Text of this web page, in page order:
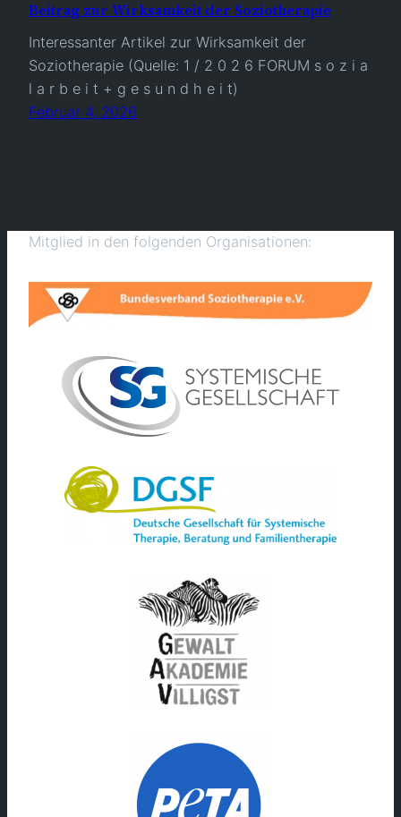
Beitrag zur Wirksamkeit der Soziotherapie
Interessanter Artikel zur Wirksamkeit der
Soziotherapie (Quelle: 1 / 2 0 2 6 FORUM s o z i a
l a r b e i t + g e s u n d h e i t)
Februar 4, 2026
Mitglied in den folgenden Organisationen: